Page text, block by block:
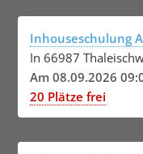
Inhouseschulung
In 66987
Am 08.09.2026
20 Plätze frei